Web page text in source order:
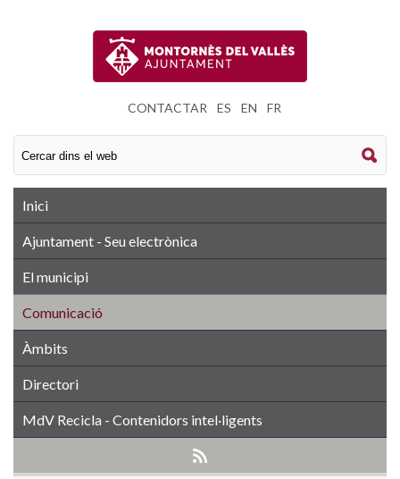
CONTACTAR ES EN FR
Inici
Ajuntament - Seu electrònica
El municipi
Comunicació
Àmbits
Directori
MdV Recicla - Contenidors intel·ligents